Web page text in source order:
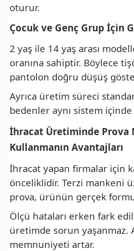
oturur.
Çocuk ve Genç Grup İçin
2 yaş ile 14 yaş arası
oranına sahiptir. Böylece
pantolon doğru düşüş
Ayrıca üretim süreci
bedenler aynı sistem
İhracat Üretiminde Prova
Kullanmanın Avantajları
İhracat yapan firmalar için
önceliklidir. Terzi mankeni
prova, ürünün gerçek
Ölçü hataları erken fark
üretimde sorun yaşanmaz.
memnuniyeti artar.